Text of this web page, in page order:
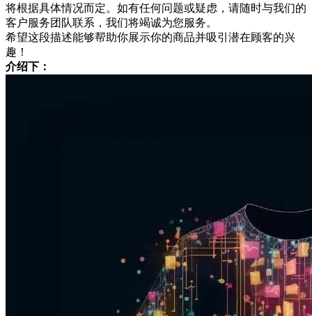
将根据具体情况而定。如有任何问题或疑虑，请随时与我们的
客户服务团队联系，我们将竭诚为您服务。
希望这段描述能够帮助你展示你的商品并吸引潜在顾客的兴
趣！
介绍下：